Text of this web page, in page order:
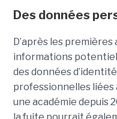
Des données
D’après les
informations
des données
professionnelles liées
une académie depuis